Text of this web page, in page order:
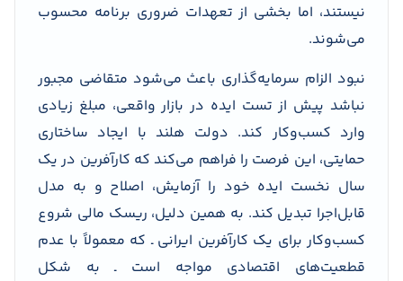
نیستند، اما بخشی از تعهدات ضروری برنامه محسوب
می‌شوند.
نبود الزام سرمایه‌گذاری باعث می‌شود متقاضی مجبور
نباشد پیش از تست ایده در بازار واقعی، مبلغ زیادی
وارد کسب‌وکار کند. دولت هلند با ایجاد ساختاری
حمایتی، این فرصت را فراهم می‌کند که کارآفرین در یک
سال نخست ایده خود را آزمایش، اصلاح و به مدل
قابل‌اجرا تبدیل کند. به همین دلیل، ریسک مالی شروع
کسب‌وکار برای یک کارآفرین ایرانی ـ که معمولاً با عدم
قطعیت‌های اقتصادی مواجه است ـ به شکل